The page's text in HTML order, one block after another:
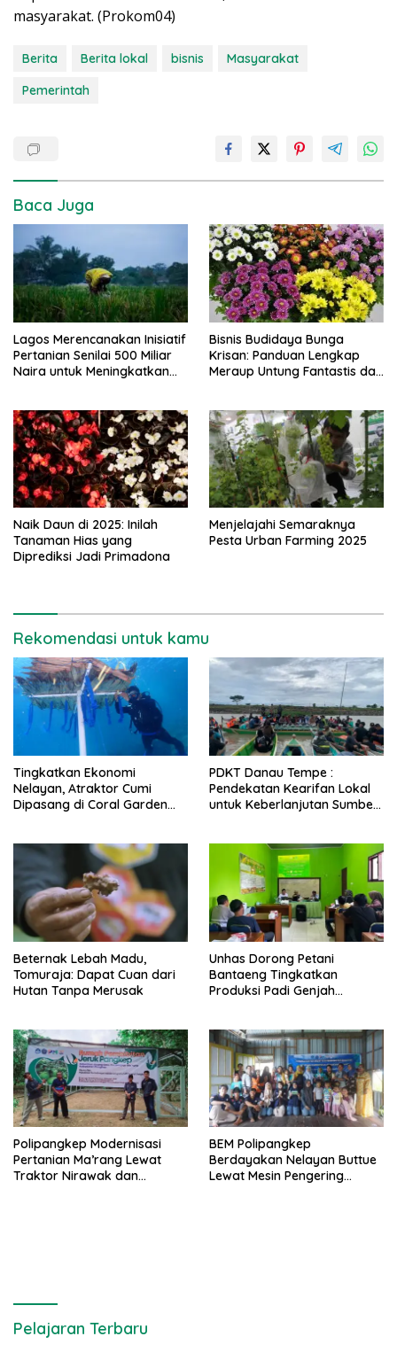
masyarakat. (Prokom04)
Berita Berita lokal bisnis
Masyarakat
Pemerintah
Baca Juga
Lagos Merencanakan Inisiatif
Pertanian Senilai 500 Miliar
Naira untuk Meningkatkan
Bisnis Budidaya Bunga
Krisan: Panduan Lengkap
Meraup Untung Fantastis dari
Naik Daun di 2025: Inilah
Tanaman Hias yang
Diprediksi Jadi Primadona
Menjelajahi Semaraknya
Pesta Urban Farming 2025
Rekomendasi untuk kamu
Tingkatkan Ekonomi
Nelayan, Atraktor Cumi
Dipasang di Coral Garden
PDKT Danau Tempe :
Pendekatan Kearifan Lokal
untuk Keberlanjutan Sumber
Beternak Lebah Madu,
Tomuraja: Dapat Cuan dari
Hutan Tanpa Merusak
Unhas Dorong Petani
Bantaeng Tingkatkan
Produksi Padi Genjah
Polipangkep Modernisasi
Pertanian Ma’rang Lewat
Traktor Nirawak dan
BEM Polipangkep
Berdayakan Nelayan Buttue
Lewat Mesin Pengering
Pelajaran Terbaru